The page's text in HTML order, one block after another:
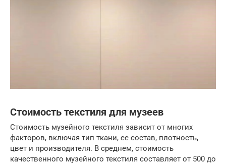
Стоимость текстиля для музеев
Стоимость музейного текстиля зависит от многих
факторов, включая тип ткани, ее состав, плотность,
цвет и производителя. В среднем, стоимость
качественного музейного текстиля составляет от 500 до